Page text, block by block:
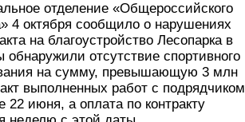
отделение «Общероссийского
4 октября сообщило о нарушениях
на благоустройство Лесопарка в
обнаружили отсутствие спортивного
на сумму, превышающую 3 млн
выполненных работ с подрядчиком
июня, а оплата по контракту